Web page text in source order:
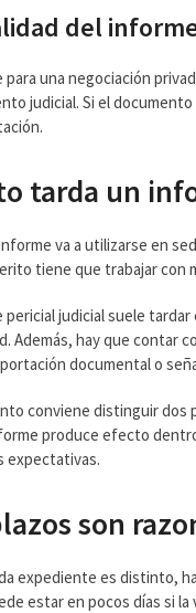
del
para una negociación
judicial. Si el
tarda un
va a utilizarse en
tiene que trabajar con
pericial judicial suele
Además, hay que contar
documental o
conviene distinguir dos
produce efecto
expectativas.
son
expediente es distinto,
estar en pocos días si